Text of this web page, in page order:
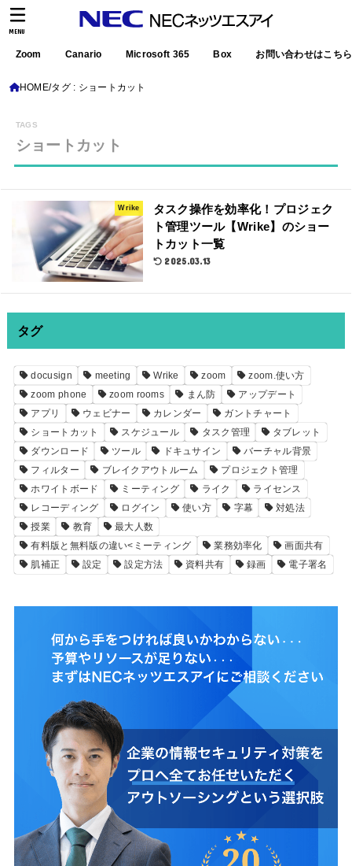
Zoom Canario Microsoft 365 Box お問い合わせはこちら
MENU
HOME タグ : ショートカット
ショートカット
Wrike
タスク操作を効率化！プロジェク
ト管理ツール【Wrike】のショー
トカット一覧
2025.03.13
タグ
docusign meeting Wrike zoom
zoom.使い方
zoom phone
zoom rooms まん防
アップデート
アプリ
ウェビナー カレンダー
ガントチャート
ショートカット
スケジュール タスク管理
タブレット
ダウンロード
ツール ドキュサイン
バーチャル背景
フィルター
ブレイクアウトルーム
プロジェクト管理
ホワイトボード
ミーティング ライク
ライセンス
レコーディング
ログイン 使い方 字幕
対処法
授業
教育
最大人数
有料版と無料版の違い<ミーティング
業務効率化
画面共有
肌補正
設定 設定方法 資料共有 録画 電子署名